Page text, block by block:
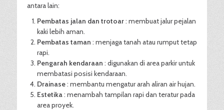
antara lain:
Pembatas jalan dan trotoar: membuat jalur pejalan
kaki lebih aman.
Pembatas taman : menjaga tanah atau rumput tetap
rapi.
Pengarah kendaraan : digunakan di area parkir untuk
membatasi posisi kendaraan.
Drainase: membantu mengatur arah aliran air hujan.
Estetika: menambah tampilan rapi dan teratur pada
area proyek.